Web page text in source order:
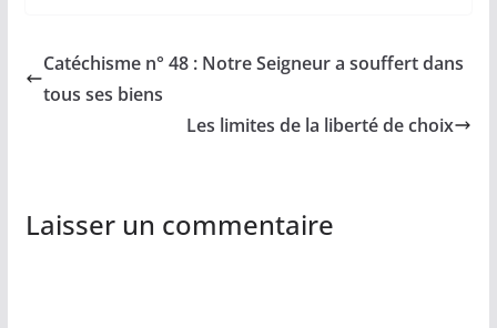
Catéchisme n° 48 : Notre Seigneur a souffert dans
tous ses biens
Les limites de la liberté de choix
Laisser un commentaire